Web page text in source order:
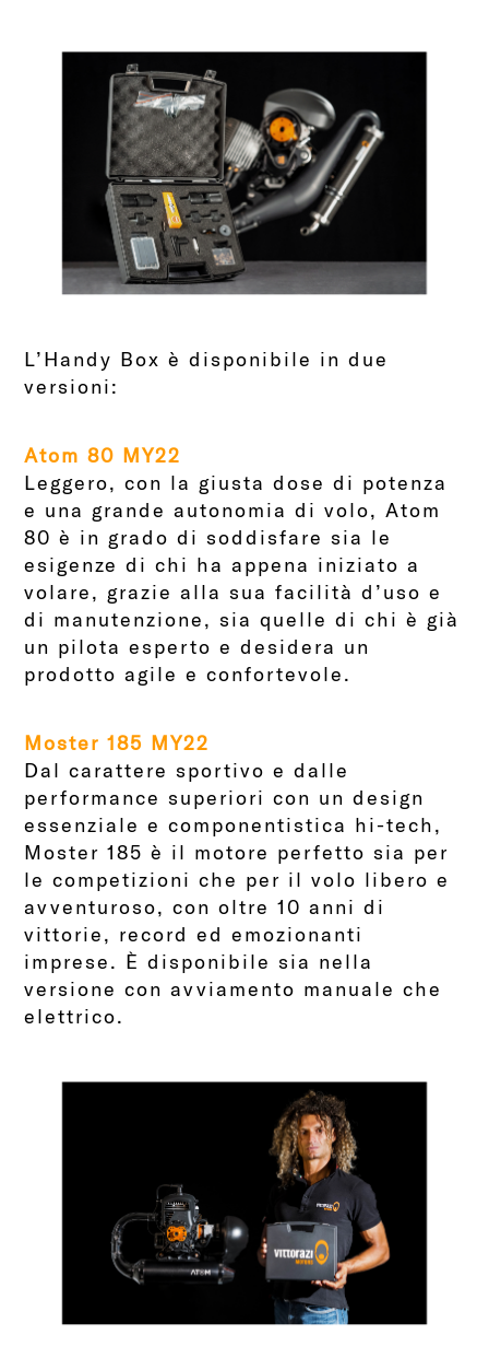
L’Handy Box è disponibile in due
versioni:
Atom 80 MY22
Leggero, con la giusta dose di potenza
e una grande autonomia di volo, Atom
80 è in grado di soddisfare sia le
esigenze di chi ha appena iniziato a
volare, grazie alla sua facilità d’uso e
di manutenzione, sia quelle di chi è già
un pilota esperto e desidera un
prodotto agile e confortevole.
Moster 185 MY22
Dal carattere sportivo e dalle
performance superiori con un design
essenziale e componentistica hi-tech,
Moster 185 è il motore perfetto sia per
le competizioni che per il volo libero e
avventuroso, con oltre 10 anni di
vittorie, record ed emozionanti
imprese. È disponibile sia nella
versione con avviamento manuale che
elettrico.